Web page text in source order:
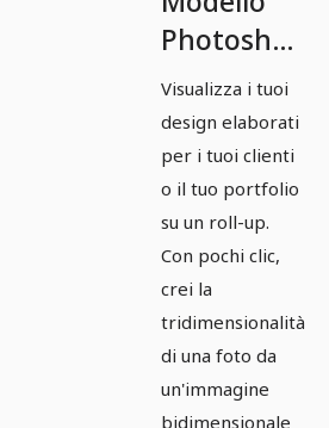
Photoshop
mockup
per un
roll-up nel
formato
850mm x
2200mm.
Visualizza i tuoi
design elaborati
per i tuoi clienti
o il tuo portfolio
su un roll-up.
Con pochi clic,
crei la
tridimensionalità
di una foto da
un'immagine
bidimensionale